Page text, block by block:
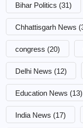
Bihar Politics (31)
Chhattisgarh News
congress (20)
Delhi News (12)
Education News (13)
India News (17)